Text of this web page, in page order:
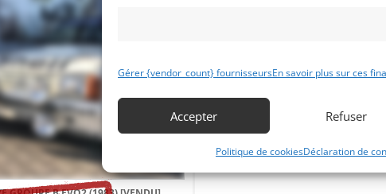
Gérer {vendor_count} fournisseursEn savoir plus sur ces
Accepter Refuser
Politique de cookiesDéclaration de